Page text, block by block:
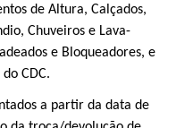
de Altura, Calçados,
Chuveiros e Lava-
e Bloqueadores, e
CDC.
a partir da data de